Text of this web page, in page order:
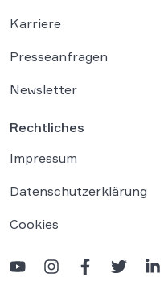
Karriere
Presseanfragen
Newsletter
Rechtliches
Impressum
Datenschutzerklärung
Cookies